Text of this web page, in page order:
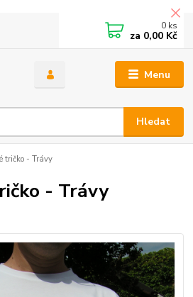
Menu
Hledat
0 ks
za 0,00 Kč
tričko - Trávy
- Trávy